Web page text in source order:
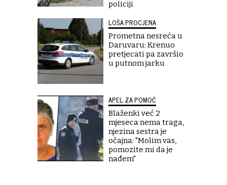
policiji
LOŠA PROCJENA
Prometna nesreća u
Daruvaru: Krenuo
pretjecati pa završio
u putnom jarku
APEL ZA POMOĆ
Blaženki već 2
mjeseca nema traga,
njezina sestra je
očajna: "Molim vas,
pomozite mi da je
nađem"